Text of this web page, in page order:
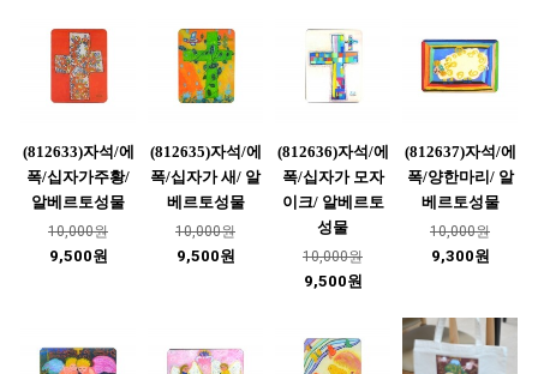
(812633)자석/에
폭/십자가주황/
알베르토성물
10,000원
9,500원
(812635)자석/에
폭/십자가 새/ 알
베르토성물
10,000원
9,500원
(812636)자석/에
폭/십자가 모자
이크/ 알베르토
성물
10,000원
9,500원
(812637)자석/에
폭/양한마리/ 알
베르토성물
10,000원
9,300원